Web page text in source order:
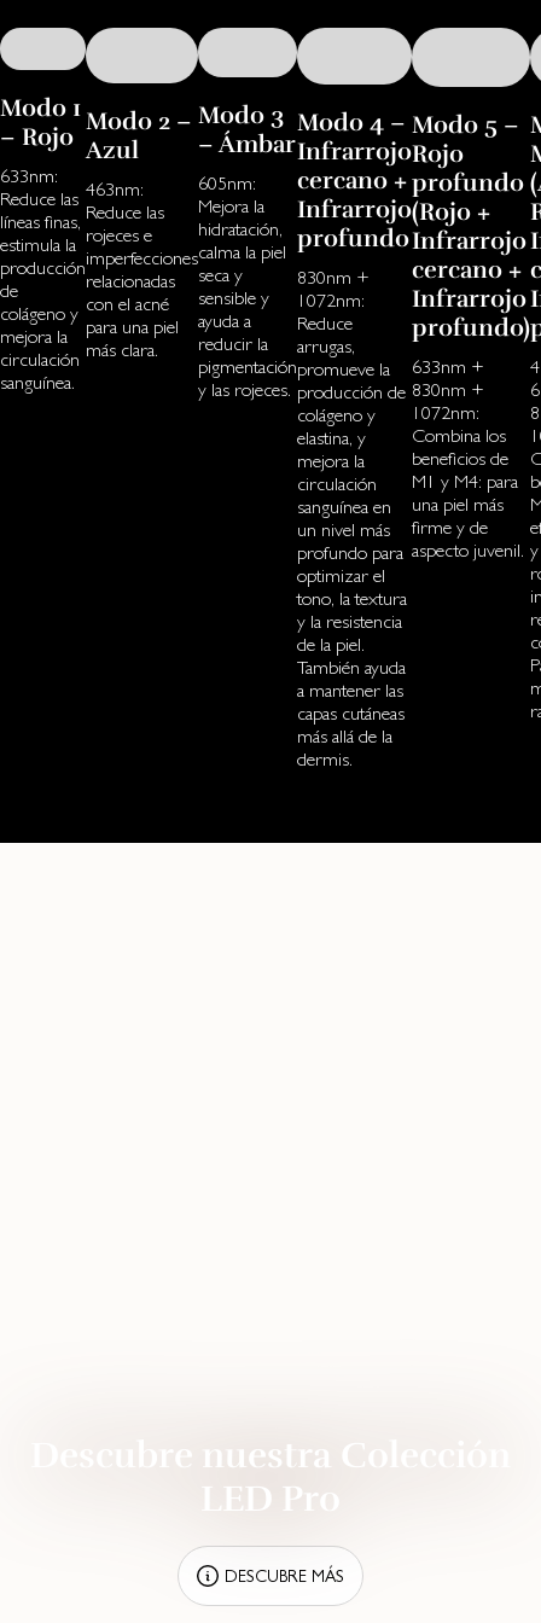
Modo 1
– Rojo
633nm:
Reduce las
líneas finas,
estimula la
producción
de
colágeno y
mejora la
circulación
sanguínea.
Modo 2 –
Azul
463nm:
Reduce las
rojeces e
imperfecciones
relacionadas
con el acné
para una piel
más clara.
Modo 3
– Ámbar
605nm:
Mejora la
hidratación,
calma la piel
seca y
sensible y
ayuda a
reducir la
pigmentación
y las rojeces.
Modo 4 –
Infrarrojo
cercano +
Infrarrojo
profundo
830nm +
1072nm:
Reduce
arrugas,
promueve la
producción de
colágeno y
elastina, y
mejora la
circulación
sanguínea en
un nivel más
profundo para
optimizar el
tono, la textura
y la resistencia
de la piel.
También ayuda
a mantener las
capas cutáneas
más allá de la
dermis.
Modo 5 –
Rojo
profundo
(Rojo +
Infrarrojo
cercano +
Infrarrojo
profundo)
633nm +
830nm +
1072nm:
Combina los
beneficios de
M1 y M4: para
una piel más
firme y de
aspecto juvenil.
Descubre nuestra Colección
LED Pro
DESCUBRE MÁS